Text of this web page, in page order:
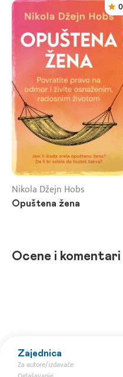
0
Nikola Džejn Hobs
Opuštena žena
Ocene i komentari
Zajednica
Za autore/izdavače